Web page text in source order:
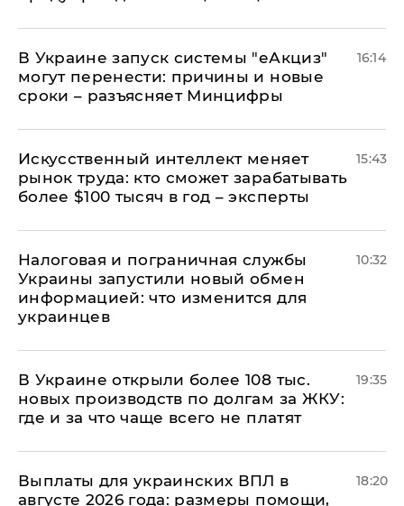
В Украине запуск системы "еАкциз"
могут перенести: причины и новые
сроки – разъясняет Минцифры
16:14
Искусственный интеллект меняет
рынок труда: кто сможет зарабатывать
более $100 тысяч в год – эксперты
15:43
Налоговая и пограничная службы
Украины запустили новый обмен
информацией: что изменится для
украинцев
10:32
В Украине открыли более 108 тыс.
новых производств по долгам за ЖКУ:
где и за что чаще всего не платят
19:35
Выплаты для украинских ВПЛ в
августе 2026 года: размеры помощи,
18:20